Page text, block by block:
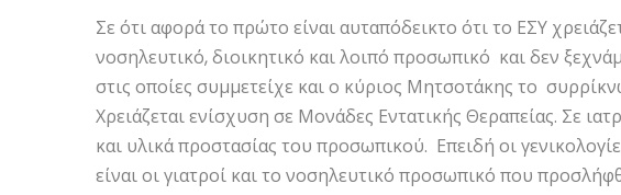
Σε ότι αφορά το πρώτο είναι αυταπόδεικτο ότι το ΕΣΥ
νοσηλευτικό, διοικητικό και λοιπό προσωπικό και δεν
στις οποίες συμμετείχε και ο κύριος Μητσοτάκης το
Χρειάζεται ενίσχυση σε Μονάδες Εντατικής Θεραπείας. Σε
και υλικά προστασίας του προσωπικού. Επειδή οι
είναι οι γιατροί και το νοσηλευτικό προσωπικό που